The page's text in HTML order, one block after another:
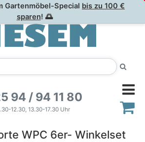
Special bis zu 100 €
sparen! 🌅
94 / 94 11 80
12.30, 13.30-17.30 Uhr
WPC 6er- Winkelset